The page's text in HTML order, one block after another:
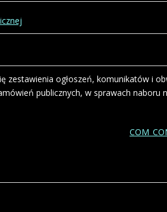
zestawienia ogłoszeń, komunikatów i
publicznych, w sprawach naboru